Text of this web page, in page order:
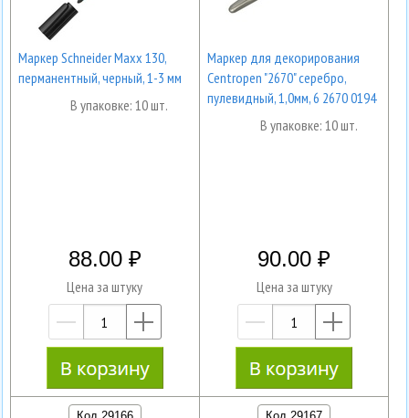
Маркер Schneider Maxx 130,
перманентный, черный, 1-3 мм
В упаковке: 10 шт.
88.00
Цена за штуку
—
Маркер для декорирования
Centropen "2670" серебро,
пулевидный, 1,0мм, 6 2670 0194
В упаковке: 10 шт.
90.00
Цена за штуку
—